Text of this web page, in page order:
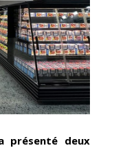
présenté deux